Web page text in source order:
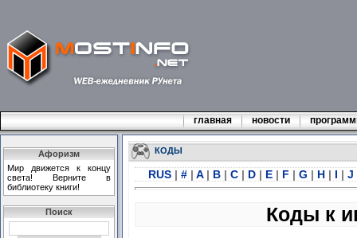
главная новости
Афоризм
Мир движется к концу
света! Верните в
библиотеку книги!
Поиск
КОДЫ
RUS | # | A | B | C | D | E | F | G | H | I | J
Коды к